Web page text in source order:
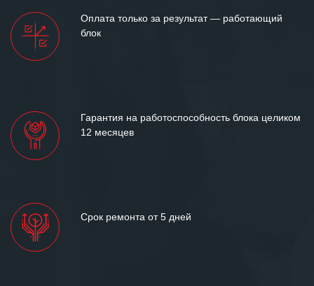
Оплата только за результат — работающий
блок
Гарантия на работоспособность блока целиком
12 месяцев
Срок ремонта от 5 дней